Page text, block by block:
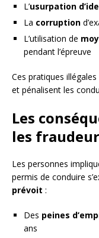
L’usurpation
La corruption
L’utilisation de
pendant l’épreuve
Ces pratiques
et pénalisent les
Les
les
Les personnes
permis de conduire
prévoit :
Des peines
ans